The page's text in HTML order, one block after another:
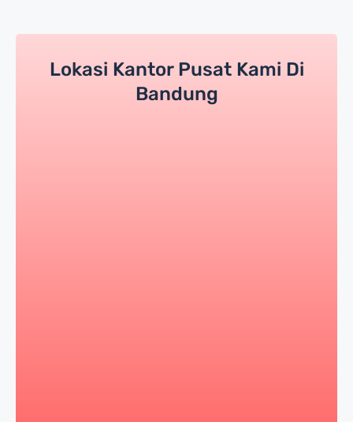
Lokasi Kantor Pusat Kami Di
Bandung